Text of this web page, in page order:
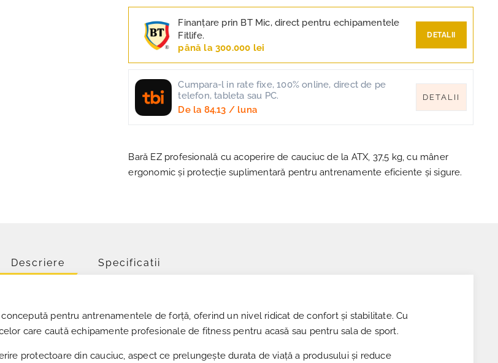
Finanțare prin BT Mic, direct pentru echipamentele
Fitlife.
până la 300.000 lei
DETALII
Cumpara-l in rate fixe, 100% online, direct de pe
telefon, tableta sau PC.
De la 84,13 / luna
DETALII
Bară EZ profesională cu acoperire de cauciuc de la ATX, 37,5 kg, cu mâner
ergonomic și protecție suplimentară pentru antrenamente eficiente și sigure.
Descriere Specificatii
pentru antrenamentele de forță, oferind un nivel ridicat de confort și stabilitate. Cu
care caută echipamente profesionale de fitness pentru acasă sau pentru sala de sport.
protectoare din cauciuc, aspect ce prelungește durata de viață a produsului și reduce